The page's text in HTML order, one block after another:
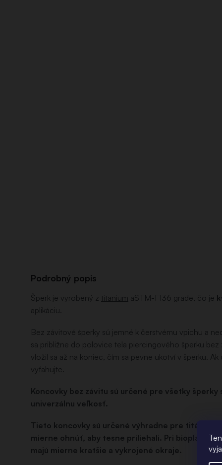
Podrobný popis
Šperk je vyrobený z titanium aSTM-F136 grade, čo je
aplikáciu.
Bez závitové šperky sú jemné k čerstvému vpichu a
sa približne do polovice tela piercingového šperku
vložil sa až na koniec, čím sa pevne ukotví v šperku.
vyťahujte.
Koncovky bez závitu sú určené pre všetky
univerzálnu veľkosť.
Tieto koncovky sú určené výhradne pre titánové
mierne ohnúť, aby tesne priliehali. Pri
majú mierne kratšie a vykrojené okraje.